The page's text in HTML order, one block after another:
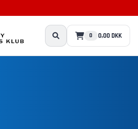
0 0,00 DKK